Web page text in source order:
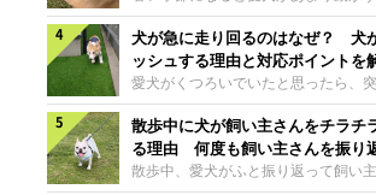
伺いました。クーンと鳴くのはどん
ち？いぬのきもち投稿写真ギャラリー
クーンと小さく鳴くときは、何らかの
を伝えようとしている場合があると考
れています。大
のに、散歩に行きたがらない。この
場合はどう対応すればよいのでしょう
「愛犬が夏に散歩に行きたがらない場
対応」について、いぬのきもち獣医
室の白山さとこ先生に聞きました。
犬の散歩に行くときの注意点は？ い
きもち投稿写真ギャラリーーー夏に愛
散歩に行くときは、どのようなことに
をするとよい
ばかりだと感じる飼い主さんはいま
か？その様子に、愛犬が夏バテで疲れ
るのか、元気がないのかなど不安に感
方もいるのではないかと思います。
は、犬が寝てばかりいるときに対処
かを見極める方法はあるのでしょう
「犬の活動量が夏に減る理由と対策」
いて、いぬのきもち獣医師相談室の
き先生に話を聞きました。Q. 夏に犬
犬が急に走り回るのはなぜ？ 犬
ッシュする理由と対応ポイントを
愛犬がくつろいでいたと思ったら、
屋の中を走り回り始める――そんな
驚いたことはありませんか？ 急な動
「何が起きているの？」と戸惑う飼い
んも多いでしょう。落ち着いていた
散歩中に犬が飼い主さんをチラチ
る理由 何度も飼い主さんを振り
のはなぜ？
散歩中、愛犬がふと振り返って飼い